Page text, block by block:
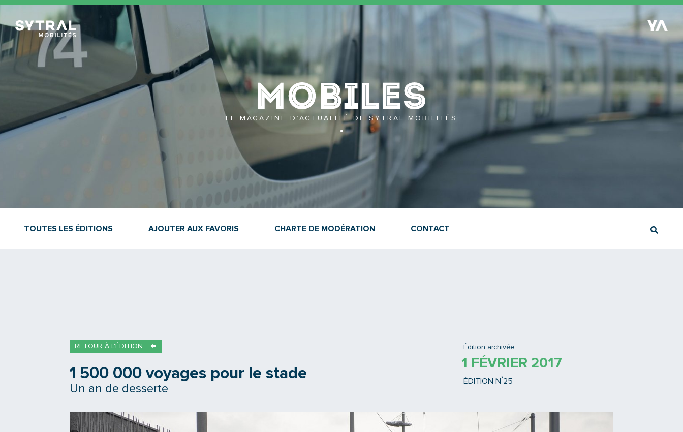
TCL Sytral
Retour à l'accueil
Mobiles
LE MAGAZINE D’ACTUALITÉ DE SYTRAL MOBILITÉS
TOUTES LES ÉDITIONS AJOUTER AUX FAVORIS CHARTE DE MODÉRATION CONTACT
RETOUR À L'ÉDITION Édition archivée
1 FÉVRIER 2017
ÉDITION N °25
1 500 000 voyages pour le stade
Un an de desserte